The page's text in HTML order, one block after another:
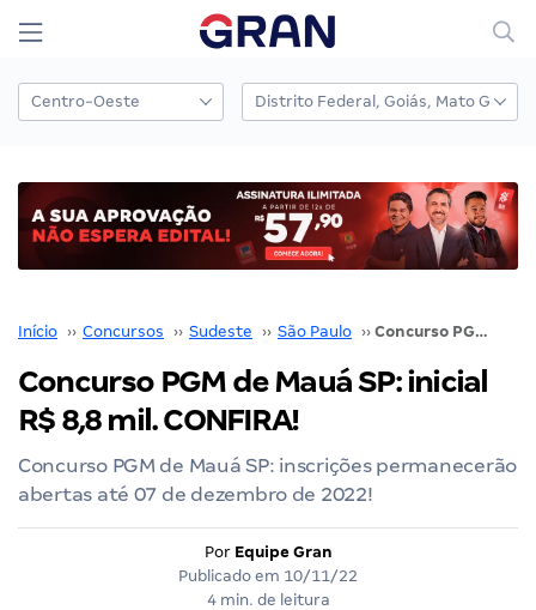
Início ›› Concursos ›› Sudeste ›› São Paulo ›› Concurso PGM de Mauá SP: inicial R$ 8,8 mil. CONFIRA!
Concurso PGM de Mauá SP: inicial
R$ 8,8 mil. CONFIRA!
Concurso PGM de Mauá SP: inscrições permanecerão
abertas até 07 de dezembro de 2022!
Por Equipe Gran
Publicado em 10/11/22
4 min. de leitura